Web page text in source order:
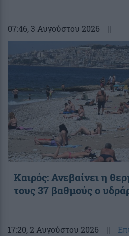
07:46, 3 Αυγούστου 2026 ||
Καιρός: Ανεβαίνει η
τους 37 βαθμούς ο
17:20, 2 Αυγούστου 2026 ||